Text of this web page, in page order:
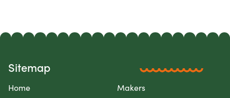
Sitemap
Home
Makers